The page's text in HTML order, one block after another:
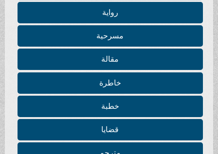
رواية
مسرحية
مقالة
خاطرة
خطبة
قضايا